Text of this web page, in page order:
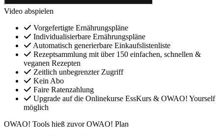
Video abspielen
Vorgefertigte Ernährungspläne
Individualisierbare Ernährungspläne
Automatisch generierbare Einkaufslistenliste
Rezeptsammlung mit über 150 einfachen, schnellen &
veganen Rezepten
Zeitlich unbegrenzter Zugriff
Kein Abo
Faire Ratenzahlung
Upgrade auf die Onlinekurse EssKurs & OWAO! Yourself
möglich
OWAO! Tools hieß zuvor OWAO! Plan